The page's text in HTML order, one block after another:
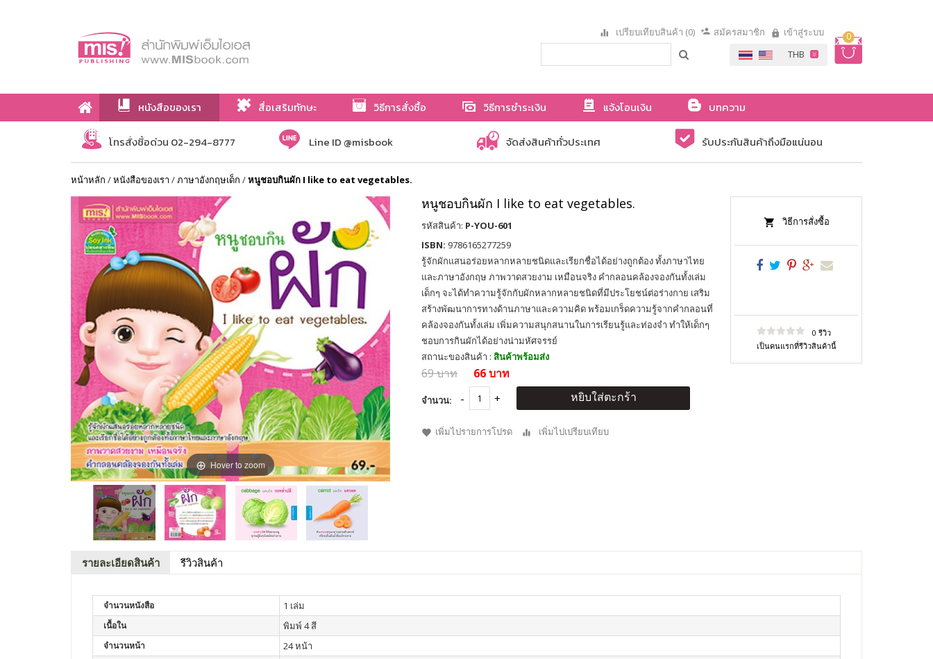
0
เปรียบเทียบสินค้า (0) สมัครสมาชิก เข้าสู่ระบบ
หนังสือของเรา สื่อเสริมทักษะ วิธีการสั่งซื้อ วิธีการชำระเงิน แจ้งโอนเงิน
บทความ
เกี่ยวกับเรา
โทรสั่งซื้อด่วน 02-294-8777 Line ID @misbook จัดส่งสินค้าทั่วประเทศ รับประกันสินค้าถึงมือแน่นอน
หน้าหลัก /หนังสือของเรา /ภาษาอังกฤษเด็ก /หนูชอบกินผัก I like to eat vegetables.
Hover to zoom
หนูชอบกินผัก I like to eat vegetables.
รหัสสินค้า: P-YOU-601
ISBN: 9786165277259
รู้จักผักแสนอร่อยหลากหลายชนิดและเรียกชื่อได้อย่างถูกต้อง ทั้งภาษาไทย
และภาษาอังกฤษ ภาพวาดสวยงาม เหมือนจริง คำกลอนคล้องจองกันทั้งเล่ม
เด็กๆ จะได้ทำความรู้จักกับผักหลากหลายชนิดที่มีประโยชน์ต่อร่างกาย เสริม
สร้างพัฒนาการทางด้านภาษาและความคิด พร้อมเกร็ดความรู้จากคำกลอนที่
คล้องจองกันทั้งเล่ม เพิ่มความสนุกสนานในการเรียนรู้และท่องจำ ทำให้เด็กๆ
ชอบการกินผักได้อย่างน่ามหัศจรรย์
สถานะของสินค้า : สินค้าพร้อมส่ง
69 บาท 66 บาท
จำนวน: หยิบใส่ตะกร้า
เพิ่มไปรายการโปรด เพิ่มไปเปรียบเทียบ
วิธีการสั่งซื้อ
0 รีวิว
เป็นคนแรกที่รีวิวสินค้านี้
รายละเอียดสินค้า รีวิวสินค้า
จำนวนหนังสือ 1 เล่ม
เนื้อใน พิมพ์ 4 สี
จำนวนหน้า 24 หน้า